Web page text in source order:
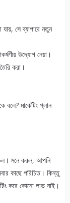
যায়, সে ব্যাপারে নতুন
উদ্যোগ নেয়া।
করা।
বলে? মার্কেটিং প্লান
মনে করুন, আপনি
কাছে পরিচিত। কিন্তু
করে কোনো লাভ নাই।